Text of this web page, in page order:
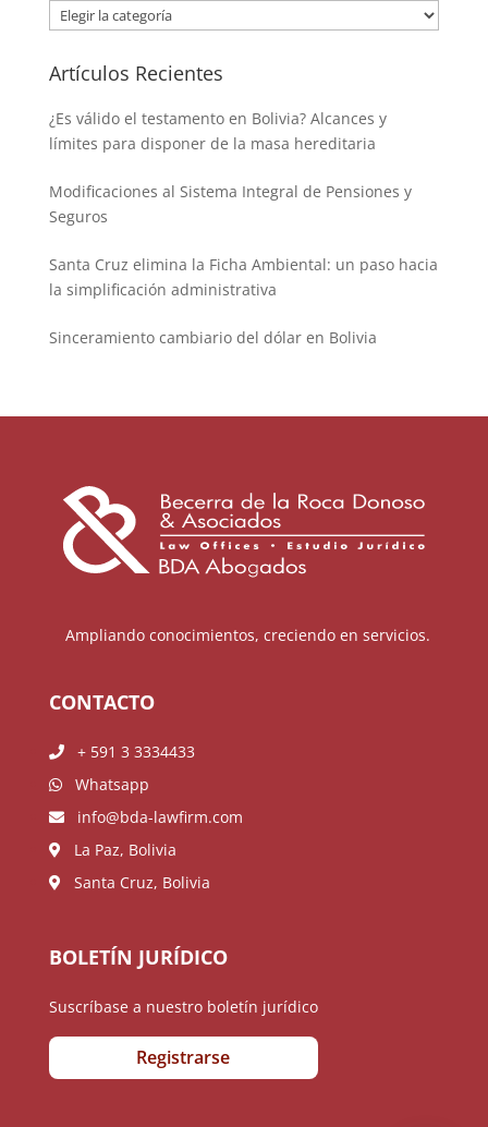
Categorías
Artículos Recientes
¿Es válido el testamento en Bolivia? Alcances y
límites para disponer de la masa hereditaria
Modificaciones al Sistema Integral de Pensiones y
Seguros
Santa Cruz elimina la Ficha Ambiental: un paso hacia
la simplificación administrativa
Sinceramiento cambiario del dólar en Bolivia
Ampliando conocimientos, creciendo en servicios.
CONTACTO
+ 591 3 3334433
Whatsapp
info@bda-lawfirm.com
La Paz, Bolivia
Santa Cruz, Bolivia
BOLETÍN JURÍDICO
Suscríbase a nuestro boletín jurídico
Registrarse